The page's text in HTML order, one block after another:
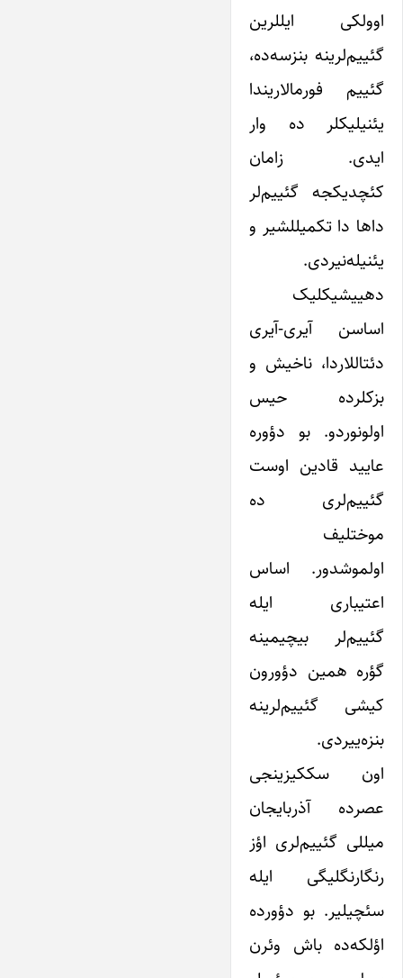
اوولکی ایللرین
گئییم‌لرینه بنزسه‌ده،
گئییم فورمالاریندا
یئنیلیکلر ده وار
ایدی. زامان
کئچدیکجه گئییم‌لر
داها دا تکمیللشیر و
یئنیله‌نیردی.
دهییشیکلیک
اساسن آیری-آیری
دئتاللاردا، ناخیش و
بزکلرده حیس
اولونوردو. بو دؤوره
عایید قادین اوست
گئییم‌لری ده
موختلیف
اولموشدور. اساس
اعتیباری ایله
گئییم‌لر بیچیمینه
گؤره همین دؤورون
کیشی گئییم‌لرینه
بنزه‌ییردی.
اون سککیزینجی
عصرده آذربایجان
میللی گئییم‌لری اؤز
رنگارنگلیگی ایله
سئچیلیر. بو دؤورده
اؤلکه‌ده باش وئرن